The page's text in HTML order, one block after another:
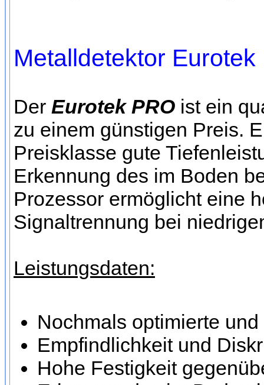
Metalldetektor Eurotek
Der Eurotek PRO ist ein
zu einem günstigen Preis.
Preisklasse gute
Erkennung des im Boden
Prozessor ermöglicht eine
Signaltrennung bei
Leistungsdaten:
Nochmals optimierte
Empfindlichkeit und
Hohe Festigkeit